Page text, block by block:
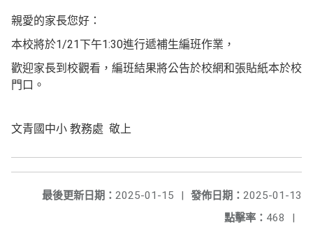
親愛的家長您好：
本校將於1/21下午1:30進行遞補生編班作業，
歡迎家長到校觀看，編班結果將公告於校網和張貼紙本於校
門口。
文青國中小 教務處 敬上
發佈日期： 2025-01-13
最後更新日期： 2025-01-15
|
點擊率： 468 |